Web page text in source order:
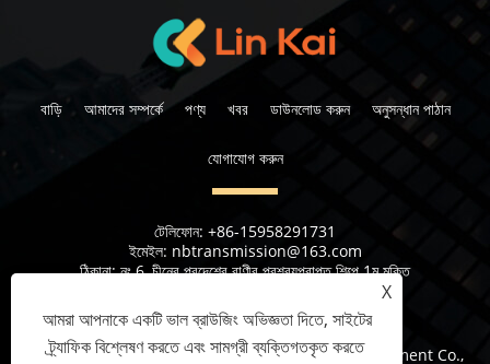
বাড়ি আমাদের সম্পর্কে পণ্য খবর ডাউনলোড করুন অনুসন্ধান পাঠান
যোগাযোগ করুন
টেলিফোন: +86-15958291731
ইমেইল: nbtransmission@163.com
ঠিকানা:নং 6, চীনের প্রদেশের রাণীর প্রশ্রয়প্রাপ্ত শিল্পে 1ম মুক্তি
কপিরাইট © 2023 Ningbo Lingkai Electric Power Equipment Co.,
X
আমরা আপনাকে একটি ভাল ব্রাউজিং অভিজ্ঞতা দিতে, সাইটের
ট্র্যাফিক বিশ্লেষণ করতে এবং সামগ্রী ব্যক্তিগতকৃত করতে